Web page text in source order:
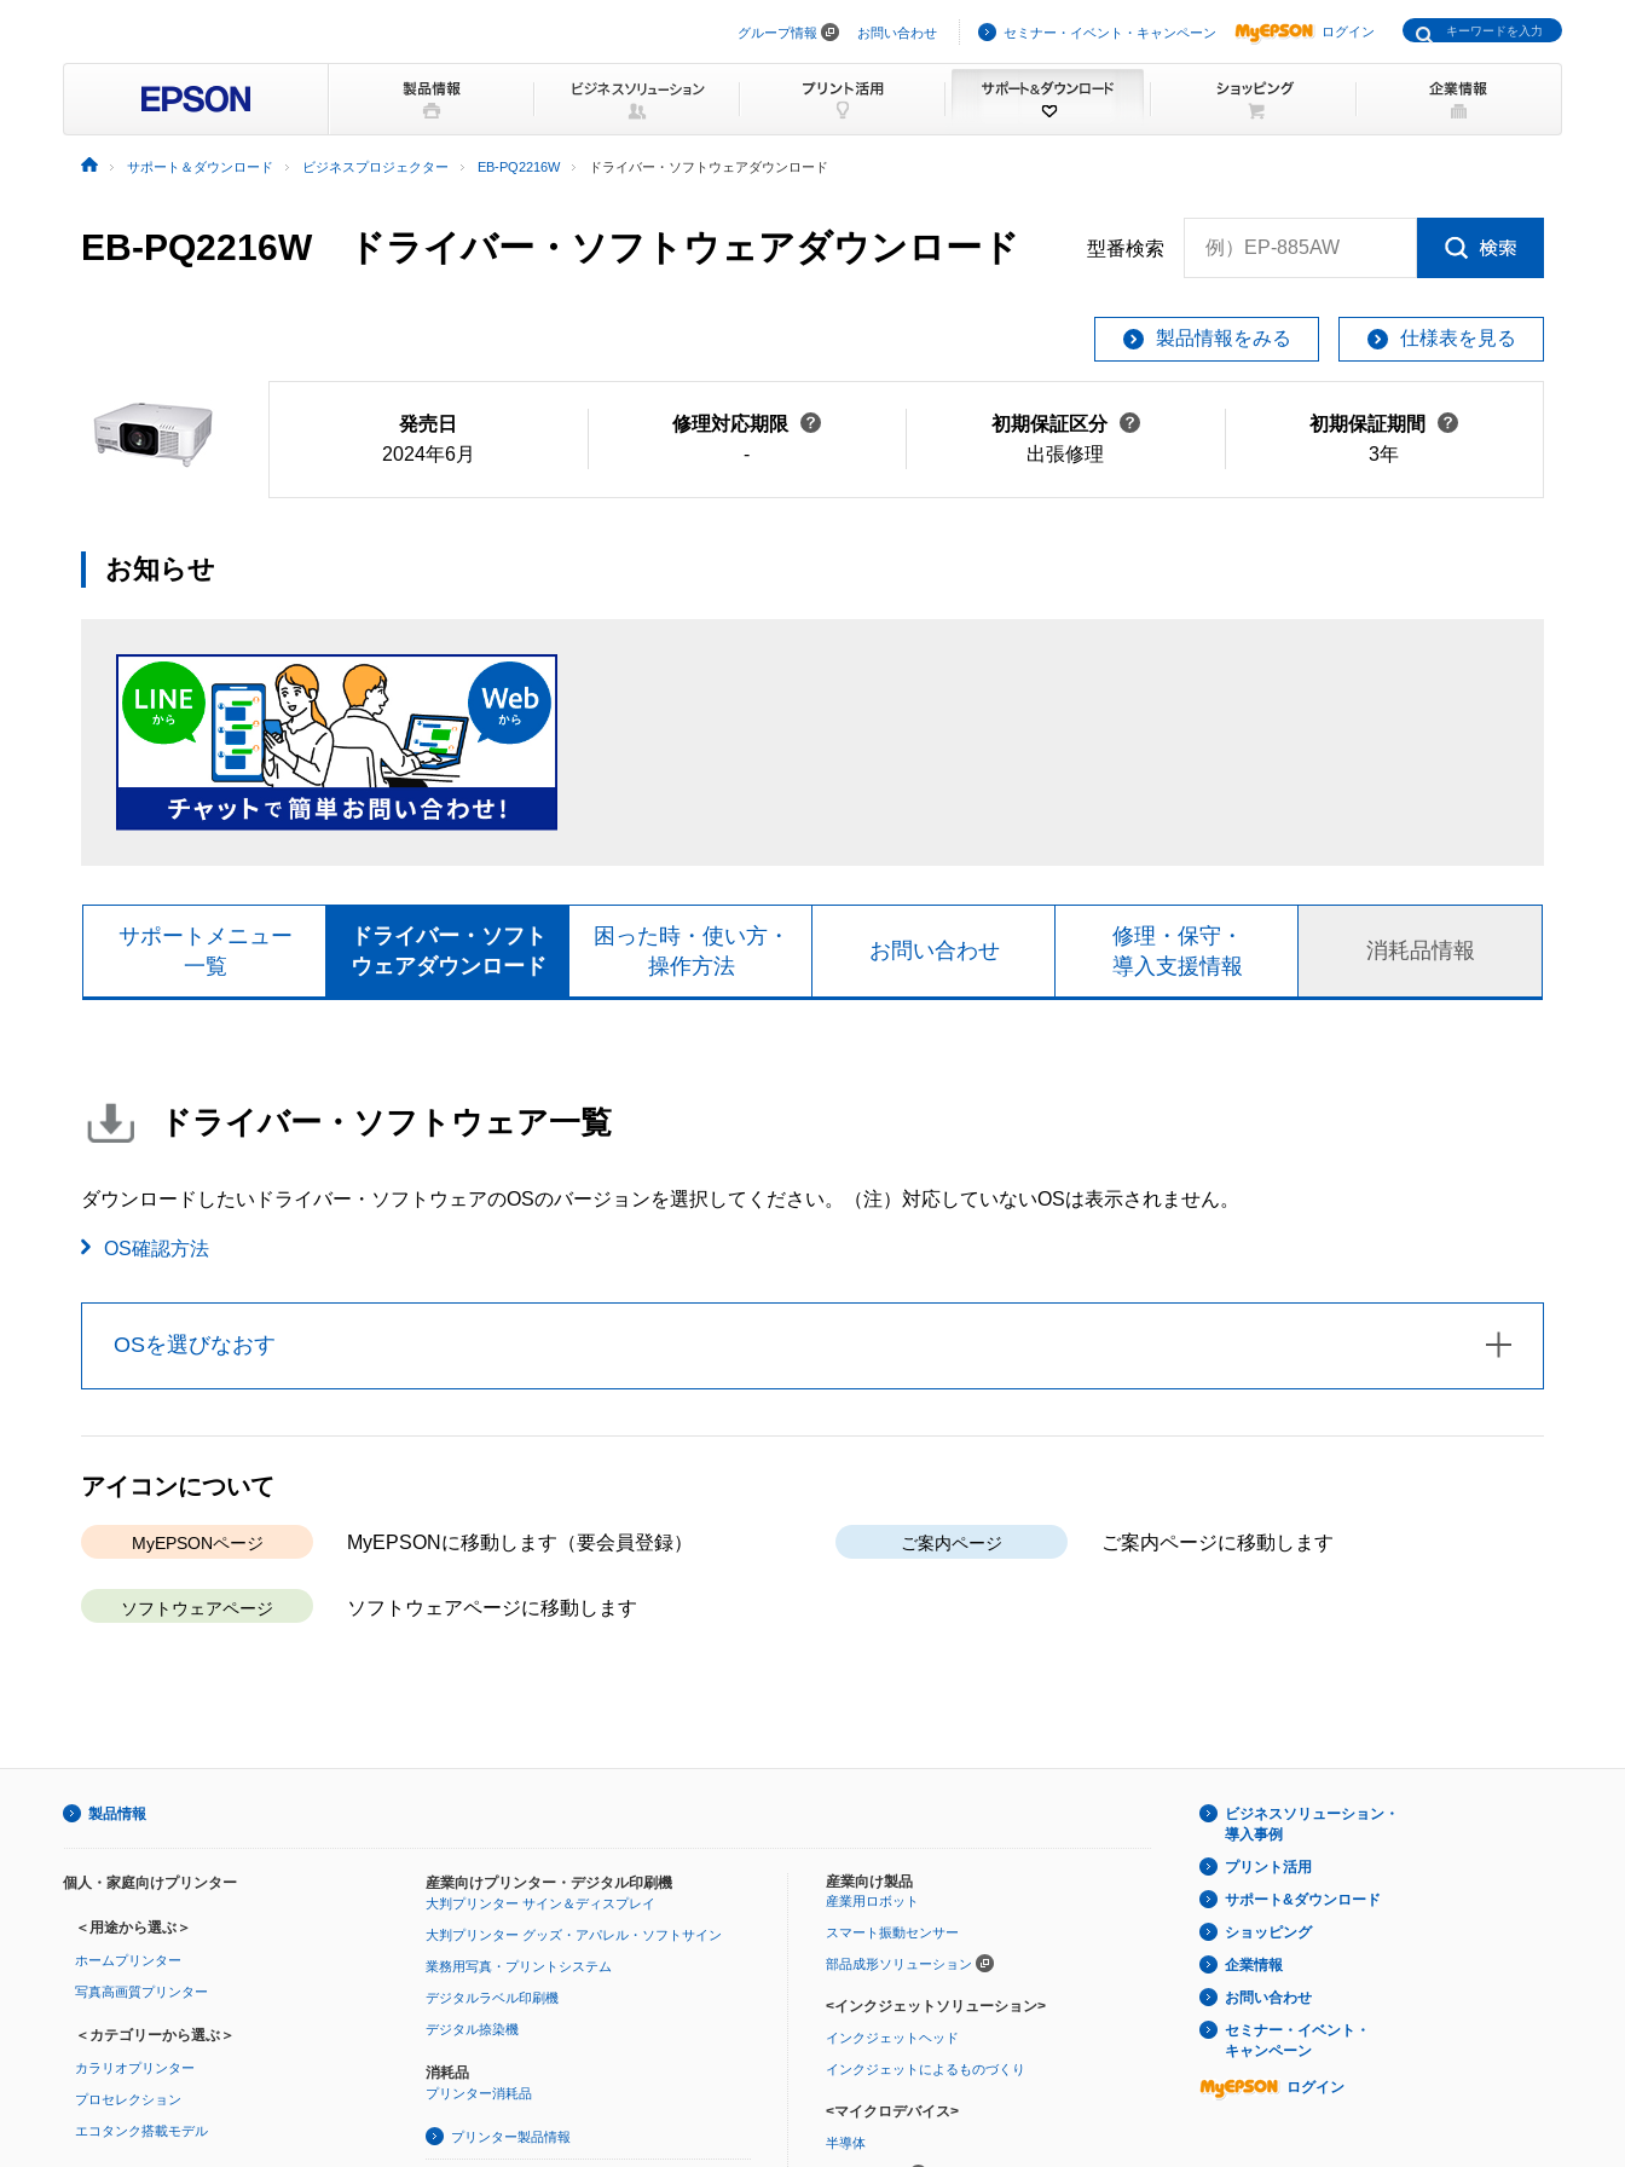
ビ
ョ
プ
グループ情報 お問い合わせ セミナー・イベント・キャンペーン ログイン
サポート＆ダウンロード ビジネスプロジェクター EB-PQ2216W ドライバー・ソフトウェアダウンロード
EB-PQ2216W ドライバー・ソフトウェアダウンロード 型番検索 例）EP-885AW
製品情報をみる 仕様表を見る
発売日
2024年6月
修理対応期限
-
初期保証区分
出張修理
初期保証期間
3年
お知らせ
サポートメニュー
一覧
ドライバー・ソフト
ウェアダウンロード
困った時・使い方・
操作方法
お問い合わせ
修理・保守・
導入支援情報
消耗品情報
ドライバー・ソフトウェア一覧
ダウンロードしたいドライバー・ソフトウェアのOSのバージョンを選択してください。 （注）対応していないOSは表示されません。
OS確認方法
OSを選びなおす
アイコンについて
MyEPSONページ MyEPSONに移動します （要会員登録） ご案内ページ ご案内ページに移動します
ソフトウェアページ ソフトウェアページに移動します
製品情報
個人・家庭向けプリンター
＜用途から選ぶ＞
ホームプリンター
写真高画質プリンター
＜カテゴリーから選ぶ＞
カラリオプリンター
プロセレクション
エコタンク搭載モデル
産業向けプリンター・デジタル印刷機
大判プリンター サイン＆ディスプレイ
大判プリンター グッズ・アパレル・ソフトサイン
業務用写真・プリントシステム
デジタルラベル印刷機
デジタル捺染機
消耗品
プリンター消耗品
プリンター製品情報
産業向け製品
産業用ロボット
スマート振動センサー
部品成形ソリューション
<インクジェットソリューション>
インクジェットヘッド
インクジェットによるものづくり
<マイクロデバイス>
半導体
ビジネスソリューション・
導入事例
プリント活用
サポート&ダウンロード
ショッピング
企業情報
お問い合わせ
セミナー・イベント・
キャンペーン
ログイン